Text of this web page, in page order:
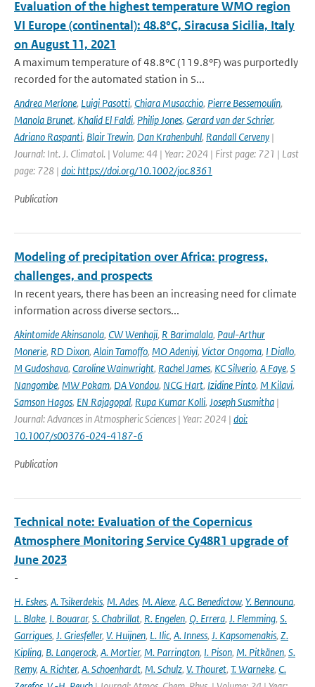
Evaluation of the highest temperature WMO region
VI Europe (continental): 48.8°C, Siracusa Sicilia, Italy
on August 11, 2021
A maximum temperature of 48.8°C (119.8°F) was purportedly
recorded for the automated station in S...
Andrea Merlone, Luigi Pasotti, Chiara Musacchio, Pierre Bessemoulin,
Manola Brunet, Khalid El Faldi, Philip Jones, Gerard van der Schrier,
Adriano Raspanti, Blair Trewin, Dan Krahenbuhl, Randall Cerveny |
Journal: Int. J. Climatol. | Volume: 44 | Year: 2024 | First page: 721 | Last
page: 728 | doi: https://doi.org/10.1002/joc.8361
Publication
Modeling of precipitation over Africa: progress,
challenges, and prospects
In recent years, there has been an increasing need for climate
information across diverse sectors...
Akintomide Akinsanola, CW Wenhaji, R Barimalala, Paul-Arthur
Monerie, RD Dixon, Alain Tamoffo, MO Adeniyi, Victor Ongoma, I Diallo,
M Gudoshava, Caroline Wainwright, Rachel James, KC Silverio, A Faye, S
Nangombe, MW Pokam, DA Vondou, NCG Hart, Izidine Pinto, M Kilavi,
Samson Hagos, EN Rajagopal, Rupa Kumar Kolli, Joseph Susmitha |
Journal: Advances in Atmospheric Sciences | Year: 2024 | doi:
10.1007/s00376-024-4187-6
Publication
Technical note: Evaluation of the Copernicus
Atmosphere Monitoring Service Cy48R1 upgrade of
June 2023
-
H. Eskes, A. Tsikerdekis, M. Ades, M. Alexe, A.C. Benedictow, Y. Bennouna,
L. Blake, I. Bouarar, S. Chabrillat, R. Engelen, Q. Errera, J. Flemming, S.
Garrigues, J. Griesfeller, V. Huijnen, L. Ilic, A. Inness, J. Kapsomenakis, Z.
Kipling, B. Langerock, A. Mortier, M. Parrington, I. Pison, M. Pitkänen, S.
Remy, A. Richter, A. Schoenhardt, M. Schulz, V. Thouret, T. Warneke, C.